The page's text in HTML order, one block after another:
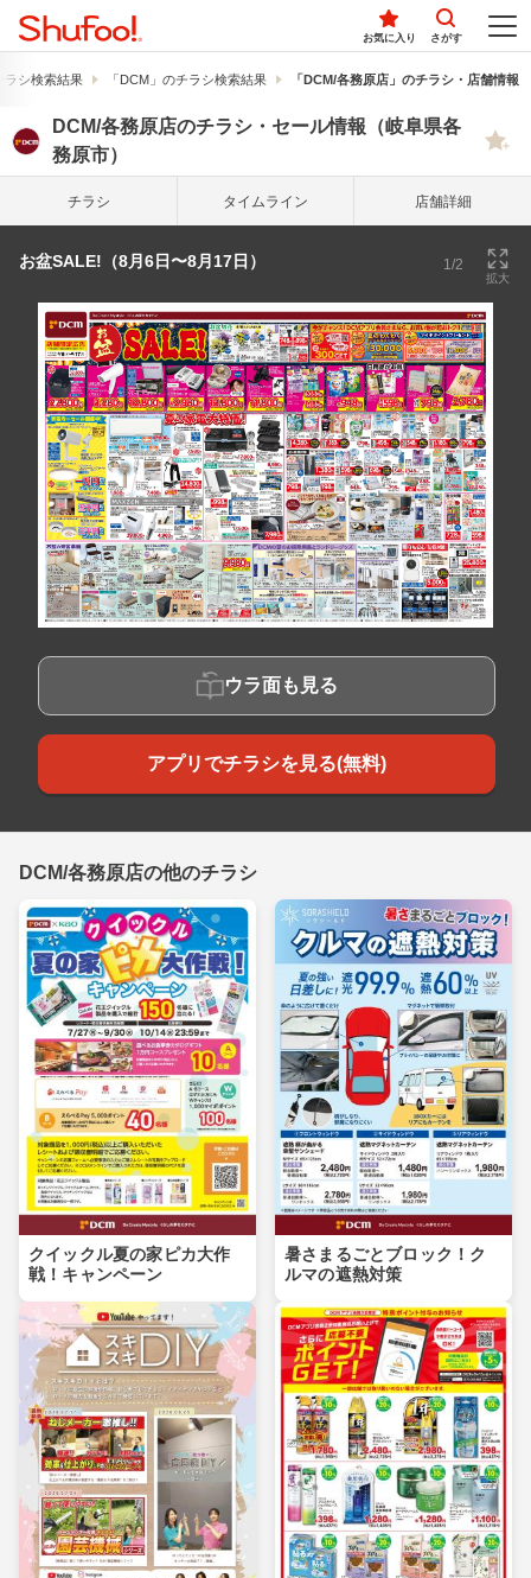
お気に入り さがす
ラシ検索結果 「DCM」のチラシ検索結果 「DCM/各務原店」のチラシ・店舗情報
DCM/各務原店のチラシ・セール情報（岐阜県各
務原市）
チラシ タイム ライン 店舗詳細
お盆SALE!（8月6日〜8月17日） 1/2
拡大
ウラ面も見る
アプリでチラシを見る(無料)
DCM/各務原店の他のチラシ
クイックル夏の家ピカ大作
戦！キャンペーン
暑さまるごとブロック！ク
ルマの遮熱対策